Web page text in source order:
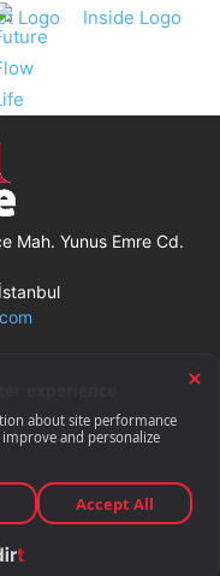
Mah. Yunus Emre Cd.